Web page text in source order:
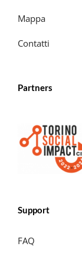
Mappa
Contatti
Partners
Support
FAQ